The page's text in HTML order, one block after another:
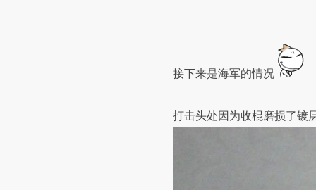
接下来是海军的情况
打击头处因为收棍磨损了镀